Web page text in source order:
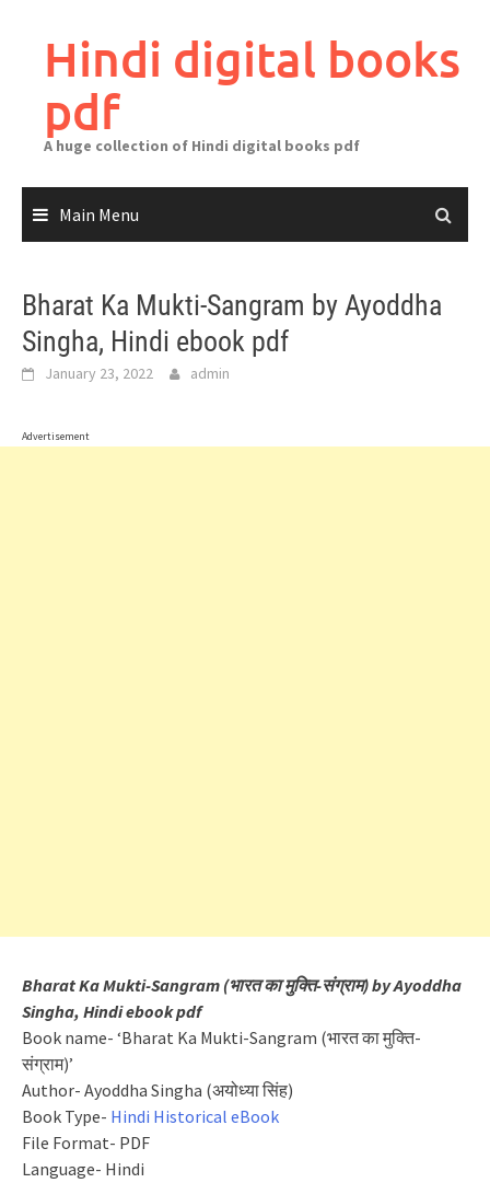
contentHindi digital books
pdf
A huge collection of Hindi digital books pdf
Main Menu
Bharat Ka Mukti-Sangram by Ayoddha
Singha, Hindi ebook pdf
January 23, 2022 admin
Advertisement
Bharat Ka Mukti-Sangram (भारत का मुक्ति-संग्राम) by Ayoddha
Singha, Hindi ebook pdf
Book name- ‘Bharat Ka Mukti-Sangram (भारत का मुक्ति-
संग्राम)’
Author- Ayoddha Singha (अयोध्या सिंह)
Book Type- Hindi Historical eBook
File Format- PDF
Language- Hindi